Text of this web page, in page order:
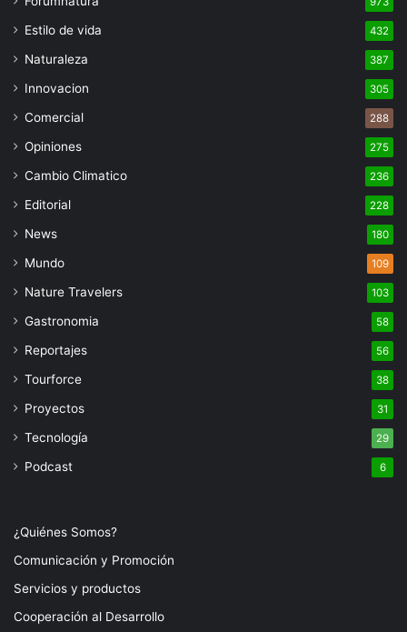
Estilo de vida 432
Naturaleza 387
Innovacion 305
Comercial 288
Opiniones 275
Cambio Climatico 236
Editorial 228
News 180
Mundo 109
Nature Travelers 103
Gastronomia 58
Reportajes 56
Tourforce 38
Proyectos 31
Tecnología 29
Podcast 6
¿Quiénes Somos?
Comunicación y Promoción
Servicios y productos
Cooperación al Desarrollo